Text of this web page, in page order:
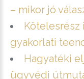
– mikor jó
Kötelesrész
gyakorlati
Hagyatéki
ügyvédi